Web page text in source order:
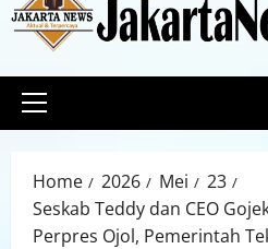
Home 2026 Mei
23
Seskab Teddy dan CEO
Perpres Ojol, Pemerintah